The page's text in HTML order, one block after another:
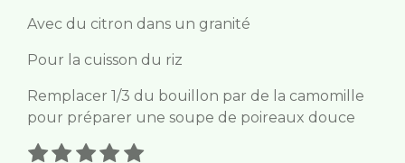
Avec du citron dans un granité
Pour la cuisson du riz
Remplacer 1/3 du bouillon par de la camomille
pour préparer une soupe de poireaux douce
É
1
2 3 4 5 E